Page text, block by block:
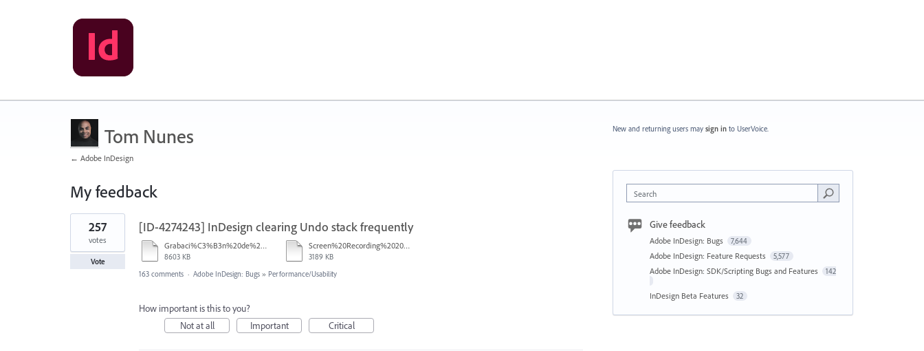
Tom Nunes
← Adobe InDesign
My feedback
2
results
found
[ID-4274243] InDesign clearing Undo stack frequently
Grabaci%C3%B3n%20de%20pantalla%202026-01-08%20233724.mp4
8603 KB
Screen%20Recording%202025-12-16%20154608.mp4
3189 KB
257
votes
Vote
163 comments · Adobe InDesign: Bugs » Performance/Usability
How important is this to you?
Not at all
Important Critical
New and returning users may sign in to UserVoice.
Search
Give feedback
Adobe InDesign: Bugs 7,644
Adobe InDesign: Feature Requests 5,577
Adobe InDesign: SDK/Scripting Bugs and Features 142
InDesign Beta Features 32